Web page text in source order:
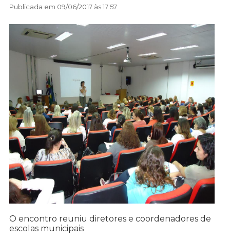
Publicada em 09/06/2017 às 17:57
O encontro reuniu diretores e coordenadores de
escolas municipais